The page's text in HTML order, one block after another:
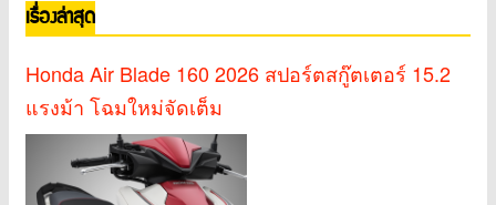
เรื่องล่าสุด
Honda Air Blade 160 2026 สปอร์ตสกู๊ตเตอร์ 15.2
แรงม้า โฉมใหม่จัดเต็ม